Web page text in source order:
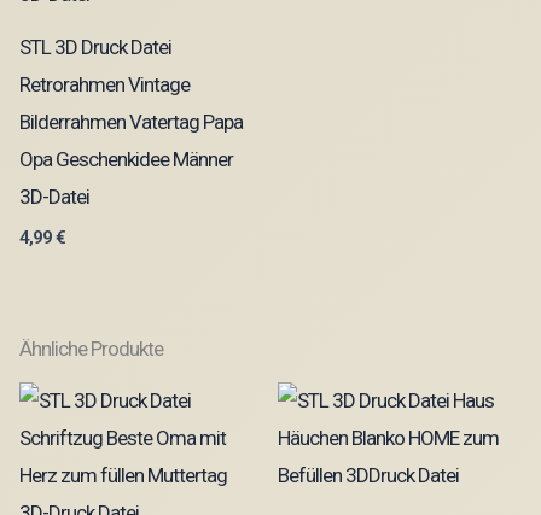
STL 3D Druck Datei
Retrorahmen Vintage
Bilderrahmen Vatertag Papa
Opa Geschenkidee Männer
3D-Datei
4,99€
Ähnliche Produkte